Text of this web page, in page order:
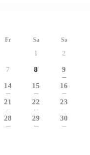
Fr Sa So
1 2
7 8 9
---
14
---
15
---
16
---
21
---
22
---
23
---
28
---
29
---
30
---